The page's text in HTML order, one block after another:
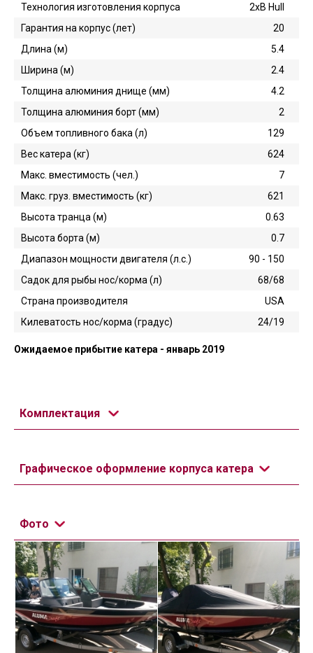
Технология изготовления корпуса
2хB Hull
Гарантия на корпус (лет)
20
Длина (м)
5.4
Ширина (м)
2.4
Толщина алюминия днище (мм)
4.2
Толщина алюминия борт (мм)
2
Объем топливного бака (л)
129
Вес катера (кг)
624
Макс. вместимость (чел.)
7
Макс. груз. вместимость (кг)
621
Высота транца (м)
0.63
Высота борта (м)
0.7
Диапазон мощности двигателя (л.с.)
90 - 150
Садок для рыбы нос/корма (л)
68/68
Страна производителя
USA
Килеватость нос/корма (градус)
24/19
Ожидаемое прибытие катера - январь 2019
Комплектация
Графическое оформление корпуса катера
Фото